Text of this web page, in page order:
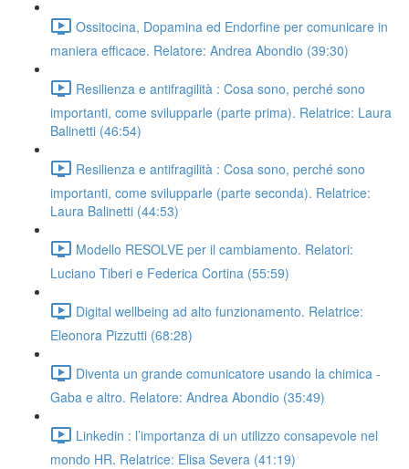
Ossitocina, Dopamina ed Endorfine per comunicare in
maniera efficace. Relatore: Andrea Abondio (39:30)
Resilienza e antifragilità : Cosa sono, perché sono
importanti, come svilupparle (parte prima). Relatrice: Laura
Balinetti (46:54)
Resilienza e antifragilità : Cosa sono, perché sono
importanti, come svilupparle (parte seconda). Relatrice:
Laura Balinetti (44:53)
Modello RESOLVE per il cambiamento. Relatori:
Luciano Tiberi e Federica Cortina (55:59)
Digital wellbeing ad alto funzionamento. Relatrice:
Eleonora Pizzutti (68:28)
Diventa un grande comunicatore usando la chimica -
Gaba e altro. Relatore: Andrea Abondio (35:49)
Linkedin : l’importanza di un utilizzo consapevole nel
mondo HR. Relatrice: Elisa Severa (41:19)